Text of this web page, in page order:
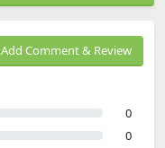
Add Comment & Review
0
0